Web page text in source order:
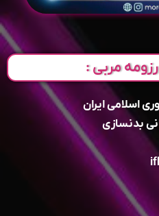
مربی :
بدنسازی